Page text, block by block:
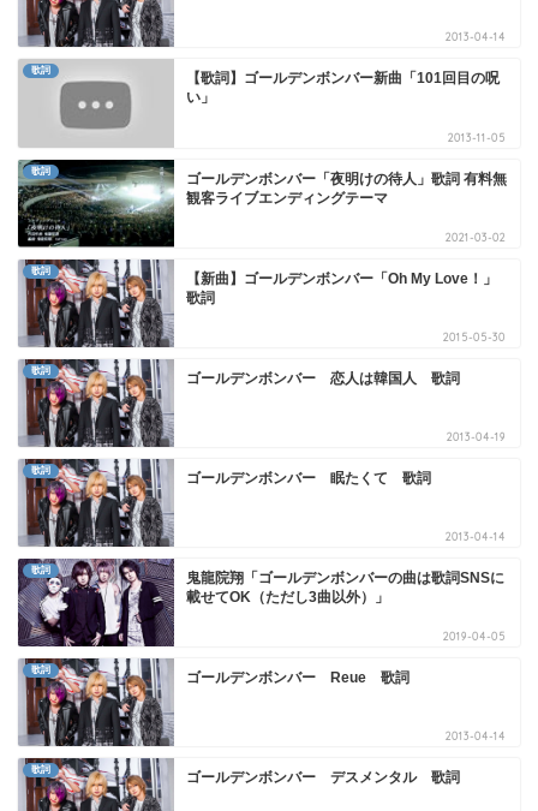
2013-04-14
歌詞
【歌詞】ゴールデンボンバー新曲「101回目の呪
い」
2013-11-05
歌詞
ゴールデンボンバー「夜明けの待人」歌詞 有料無
観客ライブエンディングテーマ
2021-03-02
歌詞
【新曲】ゴールデンボンバー「Oh My Love！」
歌詞
2015-05-30
歌詞 ゴールデンボンバー 恋人は韓国人 歌詞
2013-04-19
歌詞 ゴールデンボンバー 眠たくて 歌詞
2013-04-14
歌詞
鬼龍院翔「ゴールデンボンバーの曲は歌詞SNSに
載せてOK（ただし3曲以外）」
2019-04-05
歌詞 ゴールデンボンバー Reue 歌詞
2013-04-14
歌詞 ゴールデンボンバー デスメンタル 歌詞